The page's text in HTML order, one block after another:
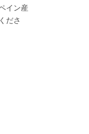
イン産
ださ